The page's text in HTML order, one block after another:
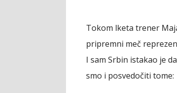
Tokom lketa trener
pripremni meč
I sam Srbin istakao je
smo i posvedočiti tome: